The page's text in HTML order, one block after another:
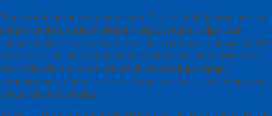
Toga wisuda bukan sekadar pakaian. Di balik jubah dan topi persegi
yang dikenakan, terdapat simbol nilai perjuangan, disiplin, dan
capaian akademik siswa. Saat anak-anak memakai toga wisuda SD,
mereka merasakan kebanggaan bahwa hasil belajar selama enam
tahun tidak sia-sia. Di sisi lain, pihak sekolah juga mampu
menunjukkan keseriusan dalam mengadakan acara kelulusan yang
berkualitas dan berkelas.